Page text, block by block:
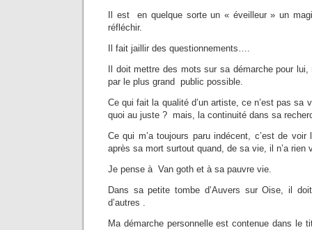
Il est en quelque sorte un « éveilleur » un
réfléchir.
Il fait jaillir des questionnements….
Il doit mettre des mots sur sa démarche pour
par le plus grand public possible.
Ce qui fait la qualité d’un artiste, ce n’est pas sa
quoi au juste ? mais, la continuité dans sa
Ce qui m’a toujours paru indécent, c’est de voir
après sa mort surtout quand, de sa vie, il n’a rien
Je pense à Van goth et à sa pauvre vie.
Dans sa petite tombe d’Auvers sur Oise, il
d’autres .
Ma démarche personnelle est contenue dans le